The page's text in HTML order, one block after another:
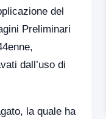
del
Preliminari
dall’uso di
la quale ha